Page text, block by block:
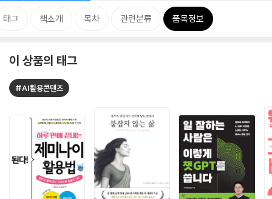
태그 책소개 목차 관련분류 품목정보
이 상품의 태그
#AI활용콘텐츠